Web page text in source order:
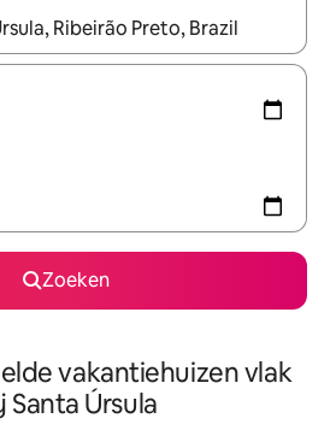
beschikbaar zijn, maak je een keuze
Zoeken
vakantiehuizen vlak
Santa Úrsula